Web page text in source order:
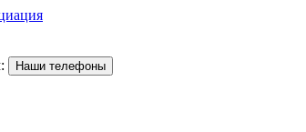
Наши телефоны